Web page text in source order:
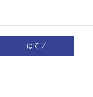
はてブ